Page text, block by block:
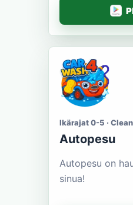
Ikärajat 0-5 ·
Autopesu
Autopesu on
sinua!